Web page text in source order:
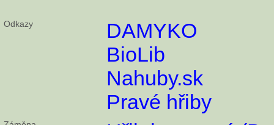
Odkazy
DAMYKO
BioLib
Nahuby.sk
Pravé hřiby